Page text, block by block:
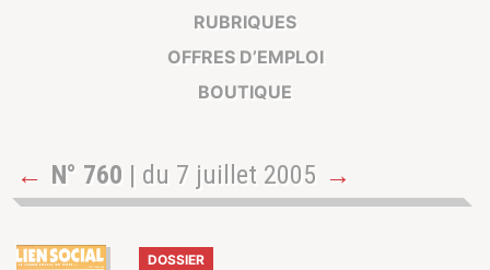
RUBRIQUES
OFFRES D’EMPLOI
BOUTIQUE
← N° 760 | du 7 juillet 2005 →
DOSSIER